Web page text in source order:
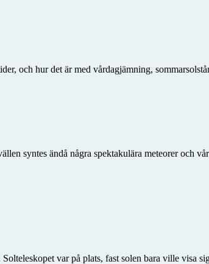
och hur det är med vårdagjämning,
syntes ändå några spektakulära meteorer och
var på plats, fast solen bara ville visa